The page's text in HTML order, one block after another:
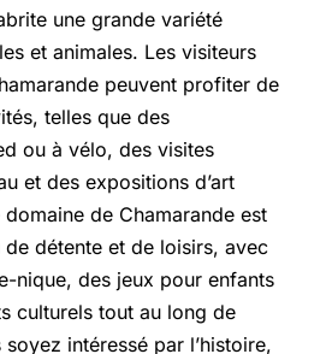
une grande variété
et animales. Les visiteurs
peuvent profiter de
telles que des
ou à vélo, des visites
et des expositions d’art
de Chamarande est
de détente et de loisirs, avec
nique, des jeux pour enfants
culturels tout au long de
soyez intéressé par l’histoire,